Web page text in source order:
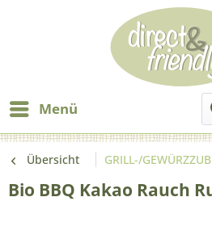
Menü
Übersicht GRILL-/
Bio BBQ Kakao Rauch